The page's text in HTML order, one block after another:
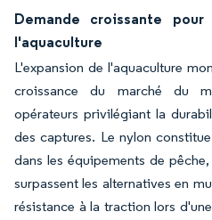
Demande croissante
l'aquaculture
L'expansion de l'aquaculture
croissance du marché du
opérateurs privilégiant la
des captures. Le nylon
dans les équipements de
surpassent les alternatives en
résistance à la traction lors